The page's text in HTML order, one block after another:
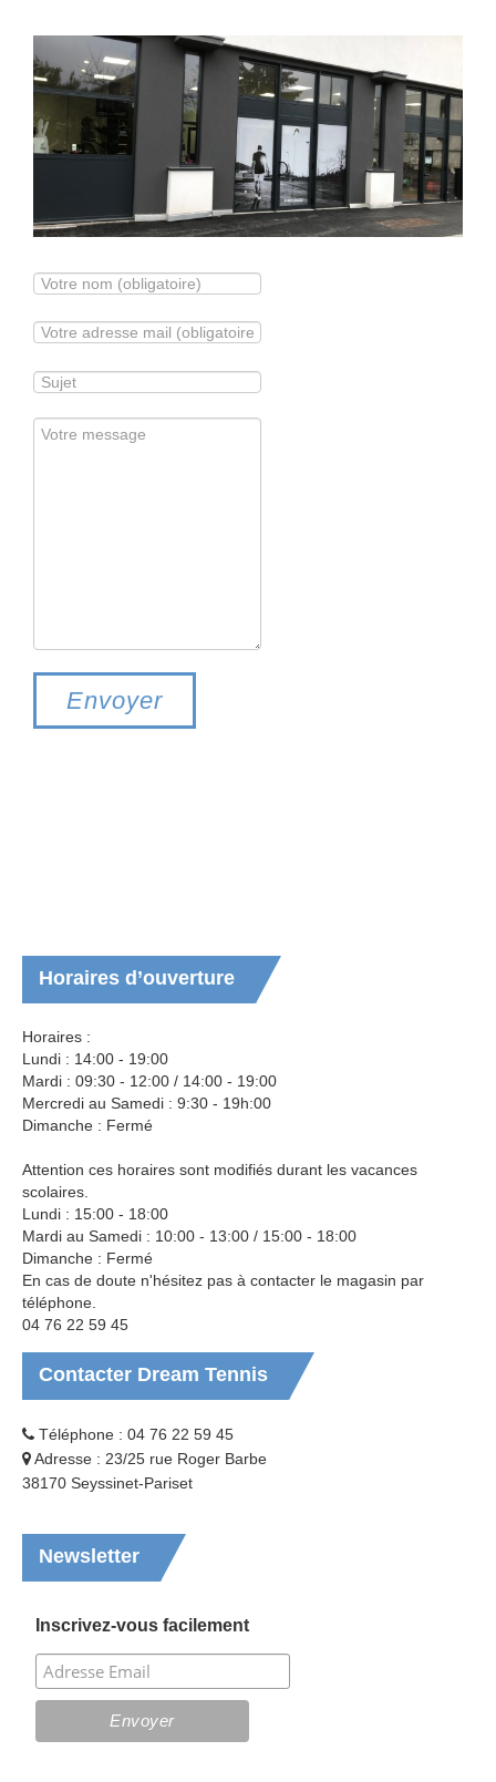
Horaires d’ouverture
Horaires :
Lundi : 14:00 - 19:00
Mardi : 09:30 - 12:00 / 14:00 - 19:00
Mercredi au Samedi : 9:30 - 19h:00
Dimanche : Fermé
Attention ces horaires sont modifiés durant les vacances
scolaires.
Lundi : 15:00 - 18:00
Mardi au Samedi : 10:00 - 13:00 / 15:00 - 18:00
Dimanche : Fermé
En cas de doute n'hésitez pas à contacter le magasin par
téléphone.
04 76 22 59 45
Contacter Dream Tennis
Téléphone : 04 76 22 59 45
Adresse : 23/25 rue Roger Barbe
38170 Seyssinet-Pariset
Newsletter
Inscrivez-vous facilement